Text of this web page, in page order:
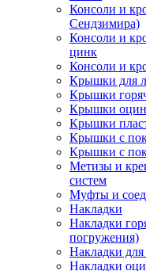
Консоли и
Сендзимира)
Консоли и
цинк
Консоли и
Крышки для
Крышки
Крышки
Крышки
Крышки с
Крышки с
Метизы и
систем
Муфты и
Накладки
Накладки
погружения)
Накладки для
Накладки